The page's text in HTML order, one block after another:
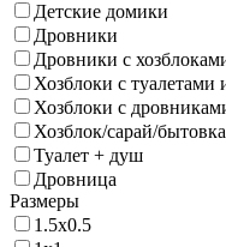
Детские домики
Дровники
Дровники с
Хозблоки с туалетами
Хозблоки с
Хозблок/сарай/бытовка
Туалет + душ
Дровница
Размеры
1.5х0.5